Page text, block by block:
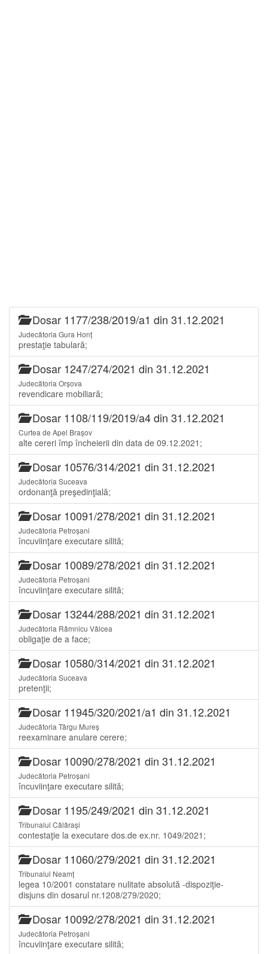
Dosar 1177/238/2019/a1 din 31.12.2021
Judecătoria Gura Honț
prestaţie tabulară;
Dosar 1247/274/2021 din 31.12.2021
Judecătoria Orșova
revendicare mobiliară;
Dosar 1108/119/2019/a4 din 31.12.2021
Curtea de Apel Brașov
alte cereri împ încheierii din data de 09.12.2021;
Dosar 10576/314/2021 din 31.12.2021
Judecătoria Suceava
ordonanţă preşedinţială;
Dosar 10091/278/2021 din 31.12.2021
Judecătoria Petroșani
încuviinţare executare silită;
Dosar 10089/278/2021 din 31.12.2021
Judecătoria Petroșani
încuviinţare executare silită;
Dosar 13244/288/2021 din 31.12.2021
Judecătoria Râmnicu Vâlcea
obligaţie de a face;
Dosar 10580/314/2021 din 31.12.2021
Judecătoria Suceava
pretenţii;
Dosar 11945/320/2021/a1 din 31.12.2021
Judecătoria Târgu Mureș
reexaminare anulare cerere;
Dosar 10090/278/2021 din 31.12.2021
Judecătoria Petroșani
încuviinţare executare silită;
Dosar 1195/249/2021 din 31.12.2021
Tribunalul Călărași
contestaţie la executare dos.de ex.nr. 1049/2021;
Dosar 11060/279/2021 din 31.12.2021
Tribunalul Neamț
legea 10/2001 constatare nulitate absolută -dispoziţie-
disjuns din dosarul nr.1208/279/2020;
Dosar 10092/278/2021 din 31.12.2021
Judecătoria Petroșani
încuviinţare executare silită;